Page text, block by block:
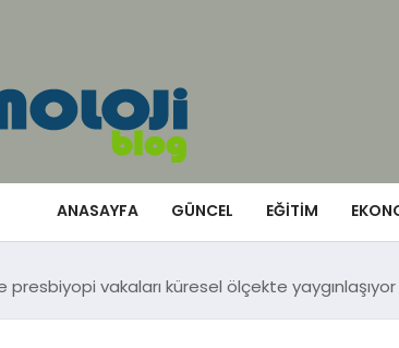
ANASAYFA GÜNCEL EĞITIM
presbiyopi vakaları küresel ölçekte yaygınlaşıyor